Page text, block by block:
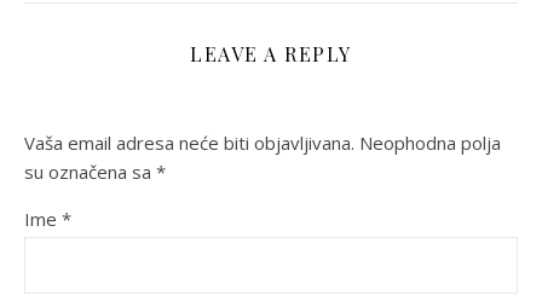
LEAVE A REPLY
Vaša email adresa neće biti objavljivana. Neophodna polja
su označena sa *
Ime *